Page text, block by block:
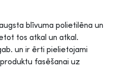
blīvuma polietilēna un
tos atkal un atkal.
un ir ērti pielietojami
fasēšanai uz